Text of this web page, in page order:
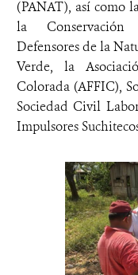
(PANAT), así como
la Conservación
Defensores de la
Verde, la
Colorada (AFFIC),
Sociedad Civil
Impulsores